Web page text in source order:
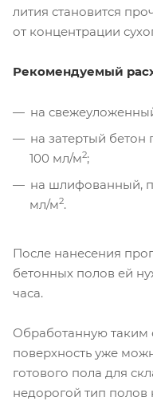
лития становится
от концентрации
Рекомендуемый
на
на затертый
100 мл/м2;
на шлифованный,
мл/м2.
После нанесения
бетонных полов ей
часа.
Обработанную таким
поверхность уже
готового пола для
недорогой тип полов